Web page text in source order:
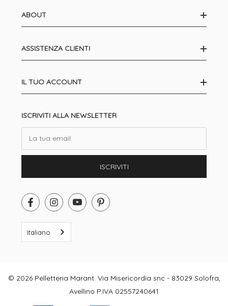
ABOUT
ASSISTENZA CLIENTI
IL TUO ACCOUNT
ISCRIVITI ALLA NEWSLETTER
ISCRIVITI
Italiano
© 2026 Pelletteria Marant. Via Misericordia snc - 83029 Solofra,
Avellino P.IVA 02557240641